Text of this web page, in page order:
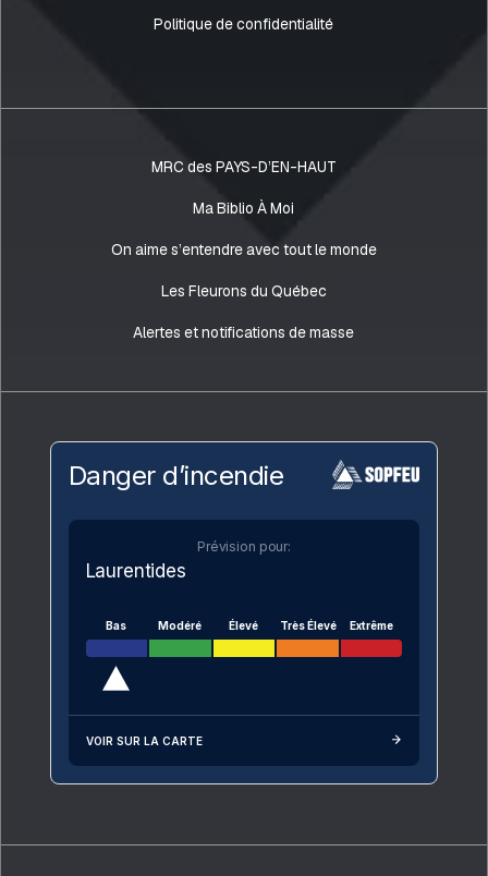
Politique de confidentialité
MRC des PAYS-D’EN-HAUT
Ma Biblio À Moi
On aime s’entendre avec tout le monde
Les Fleurons du Québec
Alertes et notifications de masse
Danger d’incendie
Prévision pour:
Laurentides
Bas Modéré Élevé Très Élevé Extrême
VOIR SUR LA CARTE